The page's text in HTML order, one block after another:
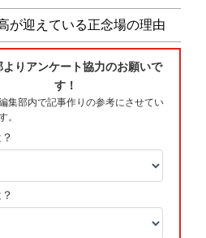
が迎えている正念場の理由